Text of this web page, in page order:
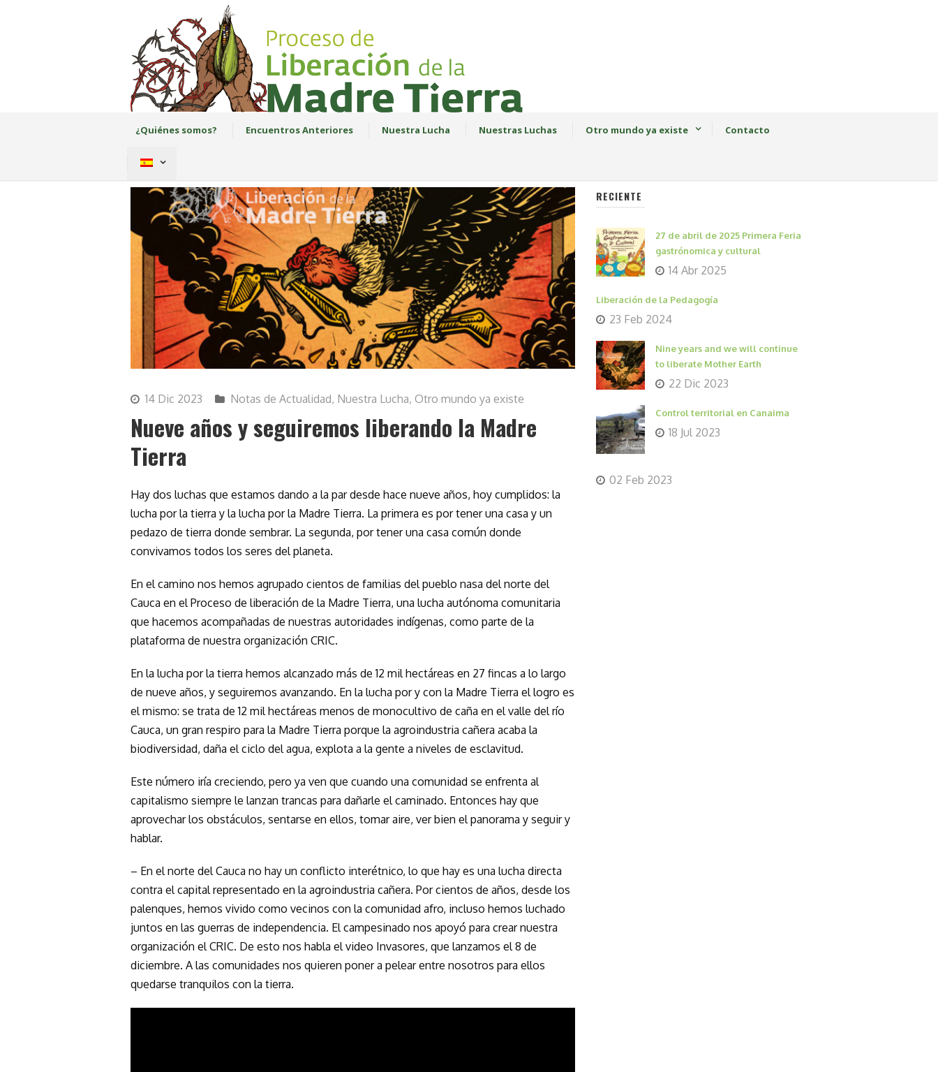
¿Quiénes somos? Encuentros Anteriores Nuestra Lucha Nuestras Luchas Otro mundo ya existe Contacto
14 Dic 2023 Notas de Actualidad, Nuestra Lucha, Otro mundo ya existe
Nueve años y seguiremos liberando la Madre
Tierra
Hay dos luchas que estamos dando a la par desde hace nueve años, hoy cumplidos: la
lucha por la tierra y la lucha por la Madre Tierra. La primera es por tener una casa y un
pedazo de tierra donde sembrar. La segunda, por tener una casa común donde
convivamos todos los seres del planeta.
En el camino nos hemos agrupado cientos de familias del pueblo nasa del norte del
Cauca en el Proceso de liberación de la Madre Tierra, una lucha autónoma comunitaria
que hacemos acompañadas de nuestras autoridades indígenas, como parte de la
plataforma de nuestra organización CRIC.
En la lucha por la tierra hemos alcanzado más de 12 mil hectáreas en 27 fincas a lo largo
de nueve años, y seguiremos avanzando. En la lucha por y con la Madre Tierra el logro es
el mismo: se trata de 12 mil hectáreas menos de monocultivo de caña en el valle del río
Cauca, un gran respiro para la Madre Tierra porque la agroindustria cañera acaba la
biodiversidad, daña el ciclo del agua, explota a la gente a niveles de esclavitud.
Este número iría creciendo, pero ya ven que cuando una comunidad se enfrenta al
capitalismo siempre le lanzan trancas para dañarle el caminado. Entonces hay que
aprovechar los obstáculos, sentarse en ellos, tomar aire, ver bien el panorama y seguir y
hablar.
– En el norte del Cauca no hay un conflicto interétnico, lo que hay es una lucha directa
contra el capital representado en la agroindustria cañera. Por cientos de años, desde los
palenques, hemos vivido como vecinos con la comunidad afro, incluso hemos luchado
juntos en las guerras de independencia. El campesinado nos apoyó para crear nuestra
organización el CRIC. De esto nos habla el video Invasores, que lanzamos el 8 de
diciembre. A las comunidades nos quieren poner a pelear entre nosotros para ellos
quedarse tranquilos con la tierra.
RECIENTE
27 de abril de 2025 Primera Feria
gastrónomica y cultural
14 Abr 2025
Liberación de la Pedagogía
23 Feb 2024
Nine years and we will continue
to liberate Mother Earth
22 Dic 2023
Control territorial en Canaima
18 Jul 2023
02 Feb 2023